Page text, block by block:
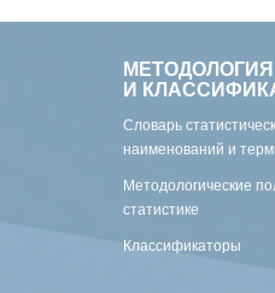
МЕТОДОЛОГИЯ
И
Словарь
наименований и
Методологические
статистике
Классификаторы